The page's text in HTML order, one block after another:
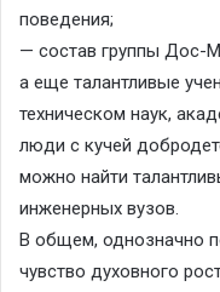
поведения;
— состав группы Дос-
а еще талантливые
техническом наук,
люди с кучей
можно найти
инженерных вузов.
В общем, однозначно
чувство духовного